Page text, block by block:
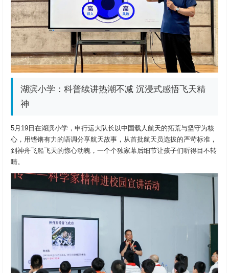
湖滨小学：科普续讲热潮不减 沉浸式感悟飞天精
神
5月19日在湖滨小学，申行运大队长以中国载人航天的拓荒与坚守为核
心，用铿锵有力的语调分享航天故事，从首批航天员选拔的严苛标准，
到神舟飞船飞天的惊心动魄，一个个独家幕后细节让孩子们听得目不转
睛。